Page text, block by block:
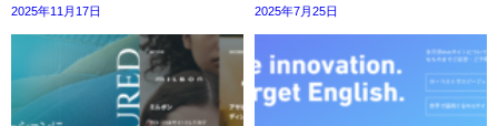
2025年11月17日 2025年7月25日